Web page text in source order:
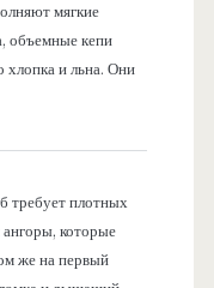
мягкие
объемные кепи
хлопка и льна. Они
требует плотных
которые
же на первый